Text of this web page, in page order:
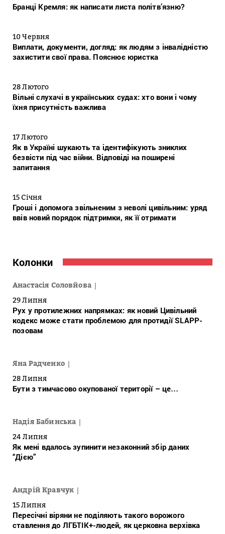
Бранці Кремля: як написати листа політв’язню?
10 Червня
Виплати, документи, догляд: як людям з інвалідністю
захистити свої права. Пояснює юристка
28 Лютого
Вільні слухачі в українських судах: хто вони і чому
їхня присутність важлива
17 Лютого
Як в Україні шукають та ідентифікують зниклих
безвісти під час війни. Відповіді на поширені
запитання
15 Січня
Гроші і допомога звільненим з неволі цивільним: уряд
ввів новий порядок підтримки, як її отримати
Колонки
Анастасія Соловйова
29 Липня
Рух у протилежних напрямках: як новий Цивільний
кодекс може стати проблемою для протидії SLAPP-
позовам
Яна Радченко
28 Липня
Бути з тимчасово окупованої території – це…
Надія Бабинська
24 Липня
Як мені вдалось зупинити незаконний збір даних
“Дією”
Андрій Кравчук
15 Липня
Пересічні віряни не поділяють такого ворожого
ставлення до ЛГБТІК+-людей, як церковна верхівка